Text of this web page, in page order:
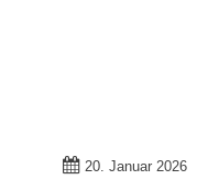
20. Januar 2026